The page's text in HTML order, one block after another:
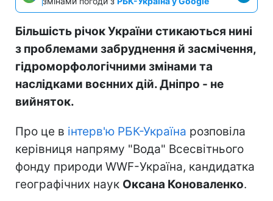
Більшість річок України стикаються нині
з проблемами забруднення й засмічення,
гідроморфологічними змінами та
наслідками воєнних дій. Дніпро - не
вийняток.
Про це в інтерв'ю РБК-Україна розповіла
керівниця напряму "Вода" Всесвітнього
фонду природи WWF-Україна, кандидатка
географічних наук Оксана Коноваленко.